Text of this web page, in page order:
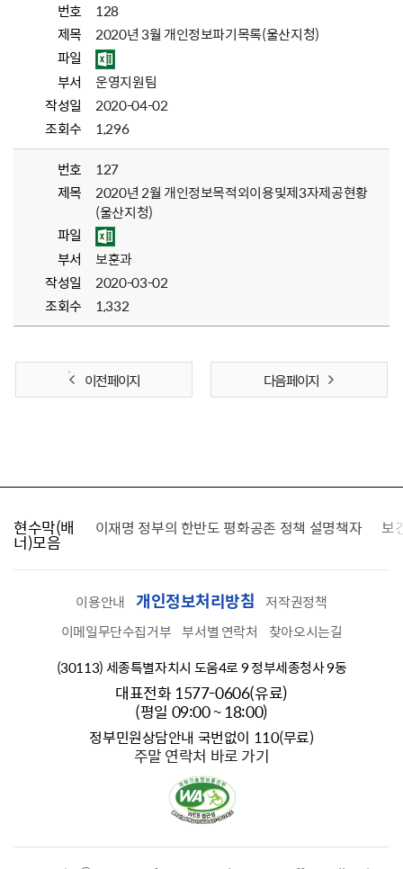
번호
128
제목
2020년 3월 개인정보파기목록(울산지청)
파일
부서
운영지원팀
작성일
2020-04-02
조회수
1,296
번호
127
제목
2020년 2월 개인정보목적외이용및제3자제공현황
(울산지청)
파일
부서
보훈과
작성일
2020-03-02
조회수
1,332
이전 페이지 다음 페이지
현수막(배
너)모음
찾습니다 이재명 정부의 한반도 평화공존 정책 설명책자 보
이용안내 개인정보처리방침
저작권정책
이메일무단수집거부 부서별 연락처
찾아오시는길
(30113) 세종특별자치시 도움4로 9 정부세종청사 9동
대표전화 1577-0606(유료)
(평일 09:00 ~ 18:00)
정부민원상담안내 국번없이 110(무료)
주말 연락처 바로 가기